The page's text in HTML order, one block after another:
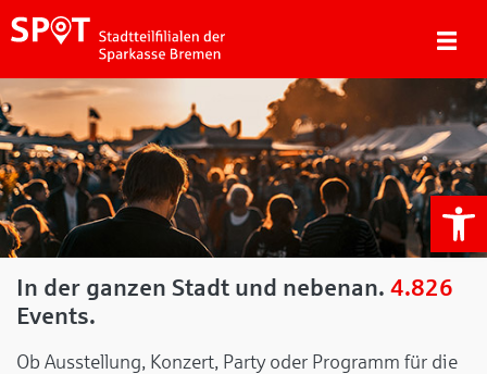
In der ganzen Stadt und nebenan. 4.826
Events.
Ob Ausstellung, Konzert, Party oder Programm für die